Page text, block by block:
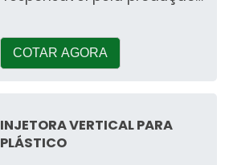
COTAR AGORA
INJETORA VERTICAL PARA
PLÁSTICO